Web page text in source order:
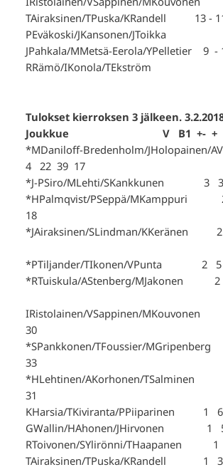
TAiraksinen/TPuska/KRandell 13
PEväkoski/JKansonen/JToikka
JPahkala/MMetsä-Eerola/
RRämö/IKonola/TEkström
Tulokset kierroksen 3 jälkeen.
Joukkue V B1 +- +
*MDaniloff-Bredenholm/JHolopainen/
4 22 39 17
*J-PSiro/MLehti/SKankkunen 3
*HPalmqvist/PSeppä/
18
*JAiraksinen/SLindman/KKeränen
*PTiljander/TIkonen/VPunta 2 5
*RTuiskula/AStenberg/MJakonen
IRistolainen/VSappinen/
30
*SPankkonen/TFoussier/
33
*HLehtinen/AKorhonen/
31
KHarsia/TKiviranta/PPiiparinen 1
GWallin/HAhonen/JHirvonen 1
RToivonen/SYlirönni/THaapanen
TAiraksinen/TPuska/KRandell 1 3